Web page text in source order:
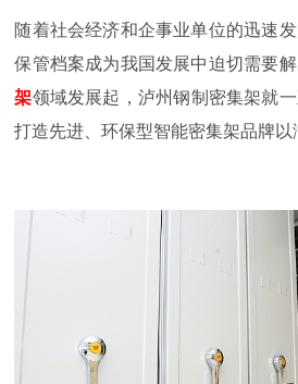
随着社会经济和企事业单位的迅速
保管档案成为我国发展中迫切需要
架领域发展起，泸州钢制密集架就
打造先进、环保型智能密集架品牌以